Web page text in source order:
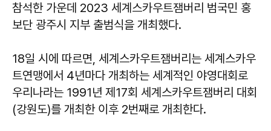
참석한 가운데 2023 세계스카우트잼버리 범국민 홍
보단 광주시 지부 출범식을 개최했다.
18일 시에 따르면, 세계스카우트잼버리는 세계스카우
트연맹에서 4년마다 개최하는 세계적인 야영대회로
우리나라는 1991년 제17회 세계스카우트잼버리 대회
(강원도)를 개최한 이후 2번째로 개최한다.